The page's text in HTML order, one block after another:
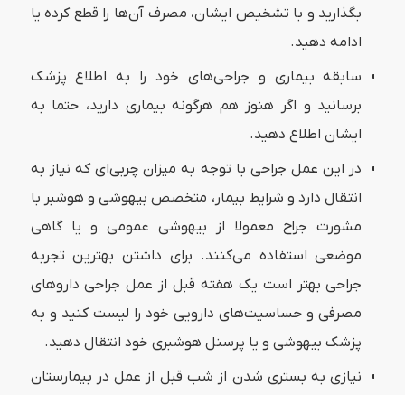
بگذارید و با تشخیص ایشان، مصرف آن‌ها را قطع کرده یا
ادامه دهید.
سابقه بیماری و جراحی‌های خود را به اطلاع پزشک
برسانید و اگر هنوز هم هرگونه بیماری دارید، حتما به
ایشان اطلاع دهید.
در این عمل جراحی با توجه به میزان چربی‌ای که نیاز به
انتقال دارد و شرایط بیمار، متخصص بیهوشی و هوشبر با
مشورت جراح معمولا از بیهوشی عمومی و یا گاهی
موضعی استفاده می‌کنند. برای داشتن بهترین تجربه
جراحی بهتر است یک هفته قبل از عمل جراحی داروهای
مصرفی و حساسیت‌های دارویی خود را لیست کنید و به
پزشک بیهوشی و یا پرسنل هوشبری خود انتقال دهید.
نیازی به بستری شدن از شب قبل از عمل در بیمارستان